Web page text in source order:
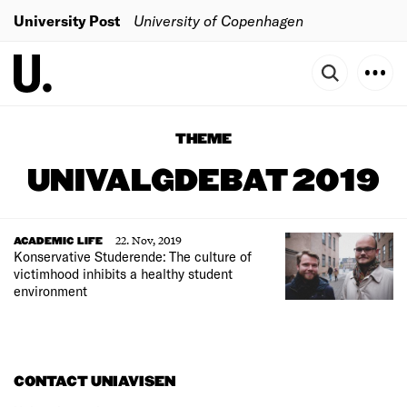
University Post University of Copenhagen
THEME
UNIVALGDEBAT 2019
ACADEMIC LIFE
22. Nov, 2019
Konservative Studerende: The culture of
victimhood inhibits a healthy student
environment
CONTACT UNIAVISEN